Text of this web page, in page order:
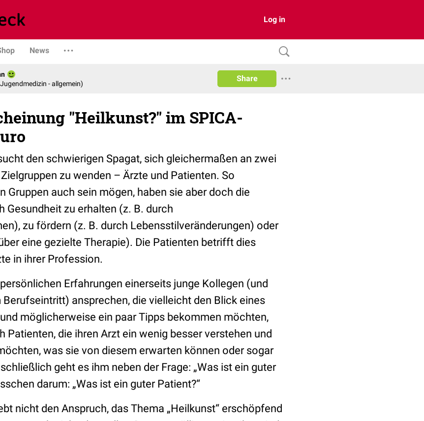
Log in
News
- allgemein)
Share
"Heilkunst?" im SPICA-
den schwierigen Spagat, sich gleichermaßen an zwei
zu wenden – Ärzte und Patienten. So
Gruppen auch sein mögen, haben sie aber doch die
Gesundheit zu erhalten (z. B. durch
zu fördern (z. B. durch Lebensstilveränderungen) oder
eine gezielte Therapie). Die Patienten betrifft dies
in ihrer Profession.
Erfahrungen einerseits junge Kollegen (und
Berufseintritt) ansprechen, die vielleicht den Blick eines
möglicherweise ein paar Tipps bekommen möchten,
Patienten, die ihren Arzt ein wenig besser verstehen und
was sie von diesem erwarten können oder sogar
geht es ihm neben der Frage: „Was ist ein guter
darum: „Was ist ein guter Patient?“
nicht den Anspruch, das Thema „Heilkunst“ erschöpfend